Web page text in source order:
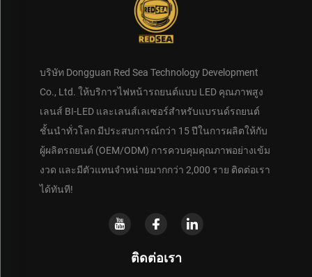
บริษัท Dongguan Red Sea Technology Development
Co., Ltd. ให้บริการไฟหน้ารถยนต์แบบ LED คุณภาพสูง
เลนส์ BI-LED และเลนส์เลเซอร์สำหรับแบรนด์รถยนต์
ชั้นนำทั่วโลก มีประสบการณ์กว่า 15 ปีในการผลิตให้กับ
ผู้ผลิตรถยนต์ (OEM/ODM) การควบคุมคุณภาพอย่างเข้ม
งวด และมีตัวแทนจำหน่ายมากกว่า 2,000 ราย ติดต่อเรา
ได้ทันที!
ติดต่อเรา